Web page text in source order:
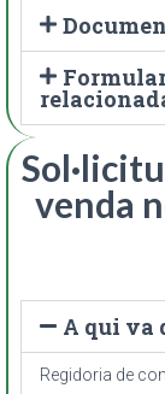
venda
A qui va
Regidoria de